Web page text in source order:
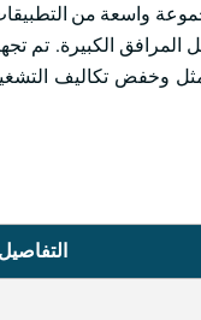
واسعة من
المرافق الكبيرة. تم
وخفض تكاليف
التفاصيل